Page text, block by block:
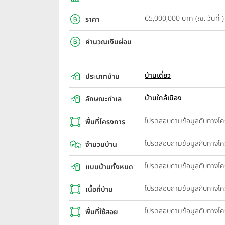
ราคา 65,000,000 บาท (ณ. วันที่ )
คำนวณเงินผ่อน
ประเภทบ้าน บ้านเดี่ยว
ลักษณะทำเล บ้านใกล้เมือง
พื้นที่โครงการ โปรดสอบถามข้อมูลกับทางโ
จำนวนบ้าน โปรดสอบถามข้อมูลกับทางโ
แบบบ้านทั้งหมด โปรดสอบถามข้อมูลกับทางโ
เนื้อที่บ้าน โปรดสอบถามข้อมูลกับทางโ
พื้นที่ใช้สอย โปรดสอบถามข้อมูลกับทางโ